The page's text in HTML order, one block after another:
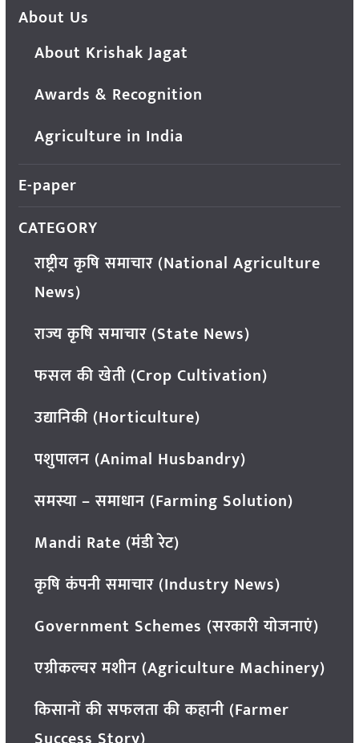
About Us
About Krishak Jagat
Awards & Recognition
Agriculture in India
E-paper
CATEGORY
राष्ट्रीय कृषि समाचार (National Agriculture
News)
राज्य कृषि समाचार (State News)
फसल की खेती (Crop Cultivation)
उद्यानिकी (Horticulture)
पशुपालन (Animal Husbandry)
समस्या – समाधान (Farming Solution)
Mandi Rate (मंडी रेट)
कृषि कंपनी समाचार (Industry News)
Government Schemes (सरकारी योजनाएं)
एग्रीकल्चर मशीन (Agriculture Machinery)
किसानों की सफलता की कहानी (Farmer